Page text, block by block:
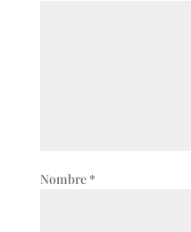
Nombre *